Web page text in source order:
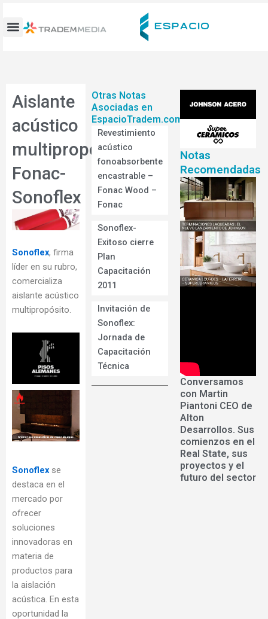
contenido
Aislante
acústico
multipropósito-
Fonac-
Sonoflex
Sonoflex, firma
líder en su rubro,
comercializa
aislante acústico
multipropósito.
Sonoflex se
destaca en el
mercado por
ofrecer
soluciones
innovadoras en
materia de
productos para
la aislación
acústica. En esta
oportunidad la
Otras Notas
Asociadas en
EspacioTradem.com
Revestimiento
acústico
fonoabsorbente
encastrable –
Fonac Wood –
Fonac
Sonoflex-
Exitoso cierre
Plan
Capacitación
2011
Invitación de
Sonoflex:
Jornada de
Capacitación
Técnica
Notas
Recomendadas
Conversamos
con Martin
Piantoni CEO de
Alton
Desarrollos. Sus
comienzos en el
Real State, sus
proyectos y el
futuro del sector